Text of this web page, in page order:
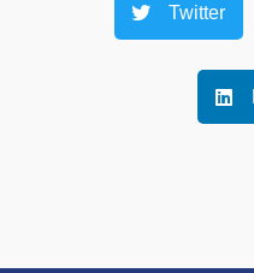
Twitter